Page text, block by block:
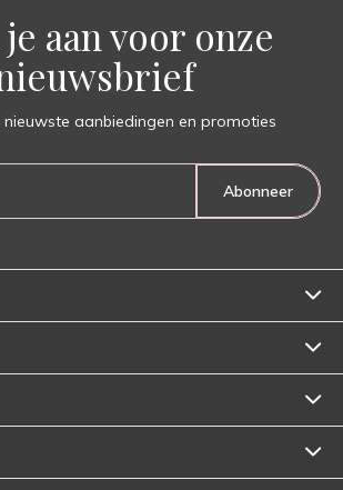
aan voor onze
aanbiedingen en promoties
Abonneer